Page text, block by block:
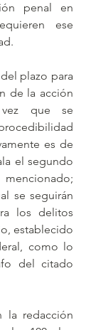
penal en
ese
plazo para
de la acción
que se
es de
el segundo
se seguirán
los delitos
establecido
como lo
del citado
la redacción